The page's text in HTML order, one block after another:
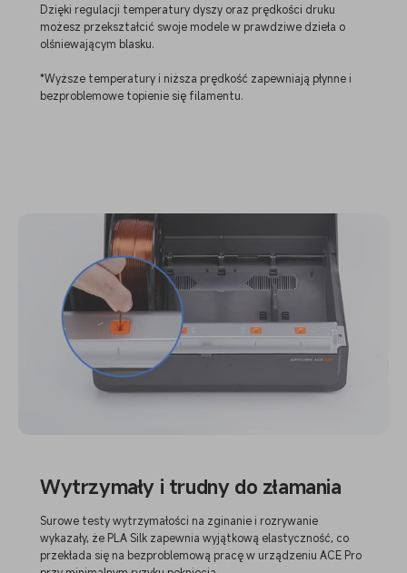
Dzięki regulacji temperatury dyszy oraz prędkości druku
możesz przekształcić swoje modele w prawdziwe dzieła o
olśniewającym blasku.
*Wyższe temperatury i niższa prędkość zapewniają płynne i
bezproblemowe topienie się filamentu.
Wytrzymały i trudny do złamania
Surowe testy wytrzymałości na zginanie i rozrywanie
wykazały, że PLA Silk zapewnia wyjątkową elastyczność, co
przekłada się na bezproblemową pracę w urządzeniu ACE Pro